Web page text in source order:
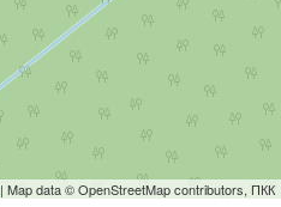
| Map data © OpenStreetMap contributors, ПКК